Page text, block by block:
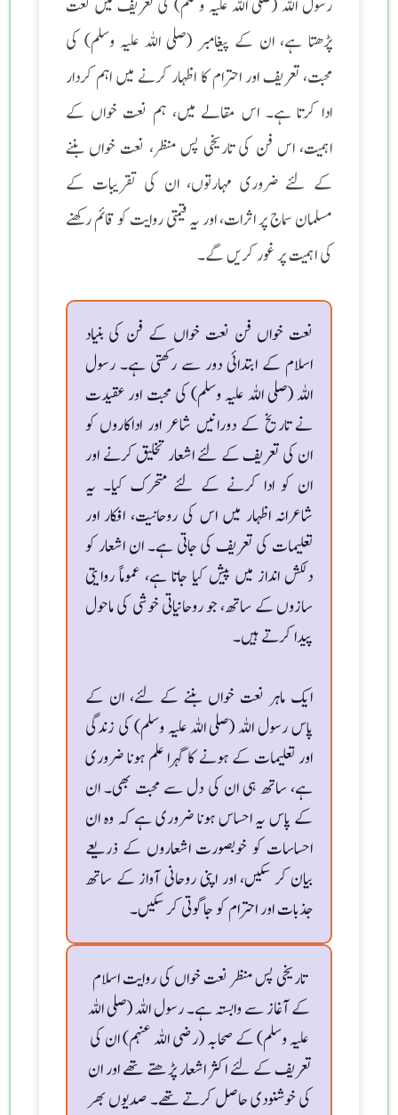
رسول اللہ (صلی اللہ علیہ وسلم) کی تعریف میں نعت
پڑھتا ہے، ان کے پیغامبر (صلی اللہ علیہ وسلم) کی
محبت، تعریف اور احترام کا اظہار کرنے میں اہم کردار
ادا کرتا ہے۔ اس مقالے میں، ہم نعت خواں کے
اہمیت، اس فن کی تاریخی پس منظر، نعت خواں بننے
کے لئے ضروری مہارتوں، ان کی تقریبات کے
مسلمان سماج پر اثرات، اور یہ قیمتی روایت کو قائم رکھنے
کی اہمیت پر غور کریں گے۔
نعت خواں فن نعت خواں کے فن کی بنیاد
اسلام کے ابتدائی دور سے رکھتی ہے۔ رسول
اللہ (صلی اللہ علیہ وسلم) کی محبت اور عقیدت
نے تاریخ کے دورانیں شاعر اور اداکاروں کو
ان کی تعریف کے لئے اشعار تخلیق کرنے اور
ان کو ادا کرنے کے لئے متحرک کیا۔ یہ
شاعرانہ اظہار میں اس کی روحانیت، افکار اور
تعلیمات کی تعریف کی جاتی ہے۔ ان اشعار کو
دلکش انداز میں پیش کیا جاتا ہے، عموماً روایتی
سازوں کے ساتھ، جو روحانیاتی خوشی کی ماحول
پیدا کرتے ہیں۔
ایک ماہر نعت خواں بننے کے لئے، ان کے
پاس رسول اللہ (صلی اللہ علیہ وسلم) کی زندگی
اور تعلیمات کے ہونے کا گہرا علم ہونا ضروری
ہے، ساتھ ہی ان کی دل سے محبت بھی۔ ان
کے پاس یہ احساس ہونا ضروری ہے کہ وہ ان
احساسات کو خوبصورت اشعاروں کے ذریعے
بیان کر سکیں، اور اپنی روحانی آواز کے ساتھ
جذبات اور احترام کو جاگوتی کر سکیں۔
تاریخی پس منظر نعت خواں کی روایت اسلام
کے آغاز سے وابستہ ہے۔ رسول اللہ (صلی اللہ
علیہ وسلم) کے صحابہ (رضی اللہ عنہم) ان کی
تعریف کے لئے اکثر اشعار پڑھتے تھے اور ان
کی خوشنودی حاصل کرتے تھے۔ صدیوں بھر